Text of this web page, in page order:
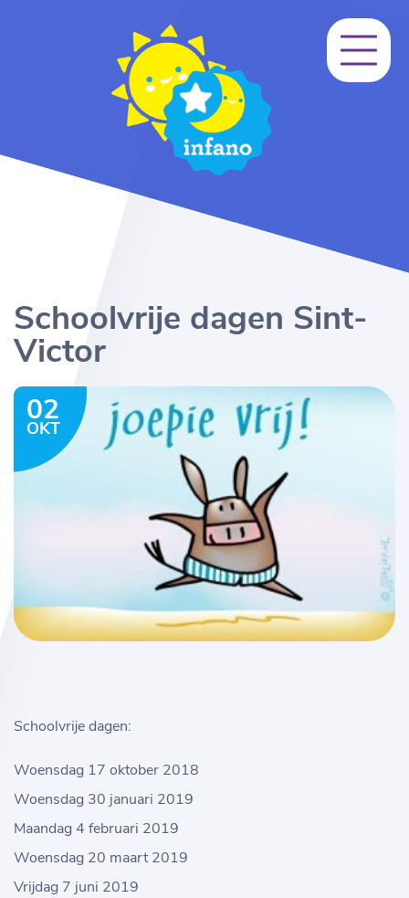
Schoolvrije dagen Sint-
Victor
02
OKT
Schoolvrije dagen:
Woensdag 17 oktober 2018
Woensdag 30 januari 2019
Maandag 4 februari 2019
Woensdag 20 maart 2019
Vrijdag 7 juni 2019